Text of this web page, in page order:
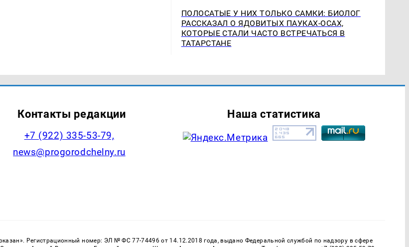
ПОЛОСАТЫЕ У НИХ ТОЛЬКО САМКИ: БИОЛОГ
РАССКАЗАЛ О ЯДОВИТЫХ ПАУКАХ-ОСАХ,
КОТОРЫЕ СТАЛИ ЧАСТО ВСТРЕЧАТЬСЯ В
ТАТАРСТАНЕ
Контакты редакции
+7 (922) 335-53-79,
news@progorodchelny.ru
Наша статистика
Регистрационный номер: ЭЛ № ФС 77-74496 от 14.12.2018 года, выдано Федеральной службой по надзору в сфере